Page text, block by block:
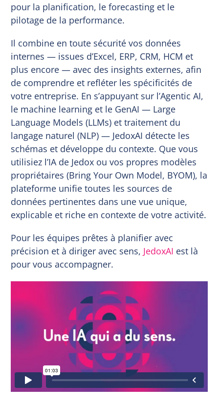
pour la planification, le forecasting et le
pilotage de la performance.
Il combine en toute sécurité vos données
internes — issues d’Excel, ERP, CRM, HCM et
plus encore — avec des insights externes, afin
de comprendre et refléter les spécificités de
votre entreprise. En s’appuyant sur l’Agentic AI,
le machine learning et le GenAI — Large
Language Models (LLMs) et traitement du
langage naturel (NLP) — JedoxAI détecte les
schémas et développe du contexte. Que vous
utilisiez l’IA de Jedox ou vos propres modèles
propriétaires (Bring Your Own Model, BYOM), la
plateforme unifie toutes les sources de
données pertinentes dans une vue unique,
explicable et riche en contexte de votre activité.
Pour les équipes prêtes à planifier avec
précision et à diriger avec sens, JedoxAI est là
pour vous accompagner.